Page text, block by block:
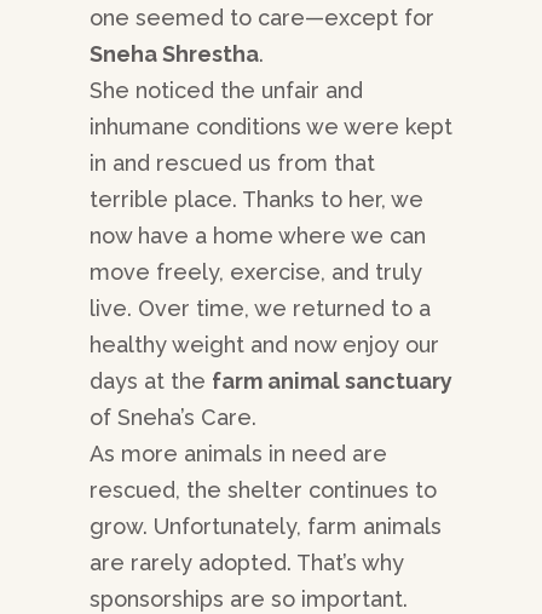
one seemed to care—except for
Sneha Shrestha.
She noticed the unfair and
inhumane conditions we were kept
in and rescued us from that
terrible place. Thanks to her, we
now have a home where we can
move freely, exercise, and truly
live. Over time, we returned to a
healthy weight and now enjoy our
days at the farm animal sanctuary
of Sneha’s Care.
As more animals in need are
rescued, the shelter continues to
grow. Unfortunately, farm animals
are rarely adopted. That’s why
sponsorships are so important.